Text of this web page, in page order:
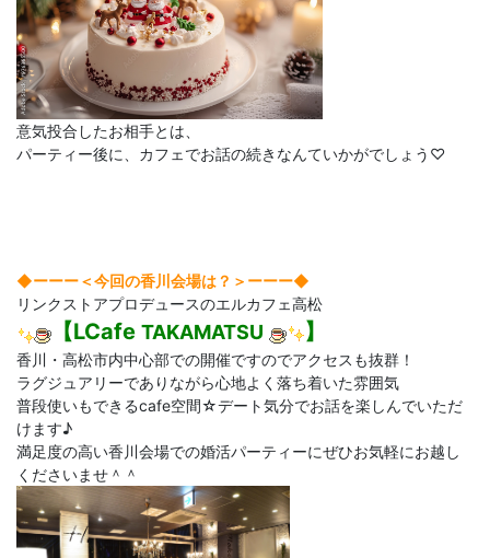
意気投合したお相手とは、
パーティー後に、カフェでお話の続きなんていかがでしょう♡
◆ーーー＜今回の香川会場は？＞ ーーー◆
リンクストアプロデュースのエルカフェ高松
【LCafe TAKAMATSU 】
香川・高松市内中心部での開催ですのでアクセスも抜群！
ラグジュアリーでありながら心地よく落ち着いた雰囲気
普段使いもできるcafe空間☆デート気分でお話を楽しんでいただ
けます♪
満足度の高い香川会場での婚活パーティーにぜひお気軽にお越し
くださいませ＾＾